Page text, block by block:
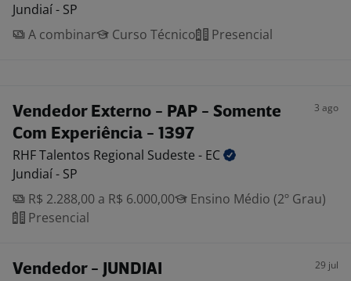
Jundiaí - SP
A combinar
Curso Técnico Presencial
Vendedor Externo - PAP - Somente
Com Experiência - 1397
3 ago
RHF Talentos Regional Sudeste - EC
Jundiaí - SP
R$ 2.288,00 a R$ 6.000,00
Ensino Médio (2º Grau)
Presencial
Vendedor - JUNDIAI 29 jul